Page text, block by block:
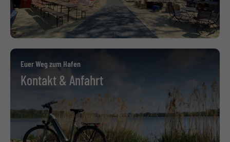
Euer Weg zum Hafen
Kontakt & Anfahrt